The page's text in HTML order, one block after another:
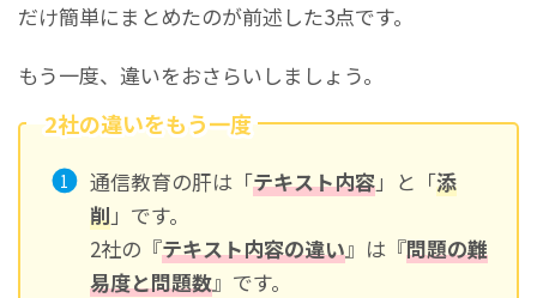
だけ簡単にまとめたのが前述した3点です。
もう一度、違いをおさらいしましょう。
2社の違いをもう一度
通信教育の肝は「テキスト内容」と「添
削」です。
2社の『テキスト内容の違い』は『問題の難
易度と問題数』です。